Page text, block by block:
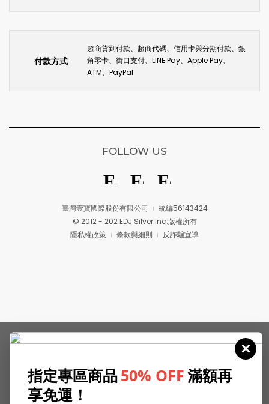
付款方式
超商貨到付款、超商代碼、信用卡與分期付款、銀
角零卡、街口支付、LINE Pay、Apple Pay、
ATM、PayPal
臺灣壹寶國際股份有限公司
統編56143424
© 2012 - 202 EDJ Silver Inc.版權所有
隱私權政策
條款與細則 反詐騙宣導
FOLLOW US
指定專區商品50% OFF滿額再
享免運！